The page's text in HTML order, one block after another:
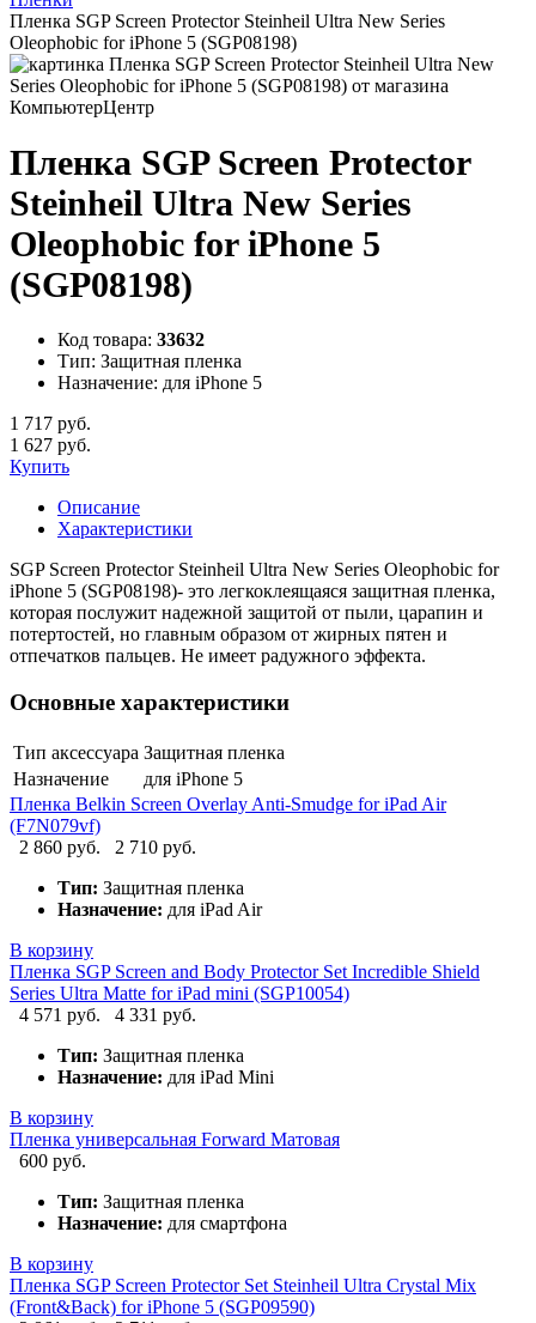
Пленка SGP Screen Protector Steinheil Ultra New Series
Oleophobic for iPhone 5 (SGP08198)
Пленка SGP Screen Protector
Steinheil Ultra New Series
Oleophobic for iPhone 5
(SGP08198)
Код товара: 33632
Тип: Защитная пленка
Назначение: для iPhone 5
1 717 руб.
1 627 руб.
Купить
Описание
Характеристики
SGP Screen Protector Steinheil Ultra New Series Oleophobic for
iPhone 5 (SGP08198)- это легкоклеящаяся защитная пленка,
которая послужит надежной защитой от пыли, царапин и
потертостей, но главным образом от жирных пятен и
отпечатков пальцев. Не имеет радужного эффекта.
Основные характеристики
Тип аксессуара Защитная пленка
Назначение
для iPhone 5
Пленка Belkin Screen Overlay Anti-Smudge for iPad Air
(F7N079vf)
2 860 руб.
2 710 руб.
Тип: Защитная пленка
Назначение: для iPad Air
В корзину
Пленка SGP Screen and Body Protector Set Incredible Shield
Series Ultra Matte for iPad mini (SGP10054)
4 571 руб.
4 331 руб.
Тип: Защитная пленка
Назначение: для iPad Mini
В корзину
Пленка универсальная Forward Матовая
600 руб.
Тип: Защитная пленка
Назначение: для смартфона
В корзину
Пленка SGP Screen Protector Set Steinheil Ultra Crystal Mix
(Front&Back) for iPhone 5 (SGP09590)